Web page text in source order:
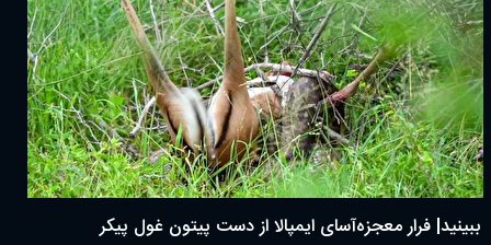
ببینید| فرار معجزه‌آسای ایمپالا از دست پیتون غول پیکر